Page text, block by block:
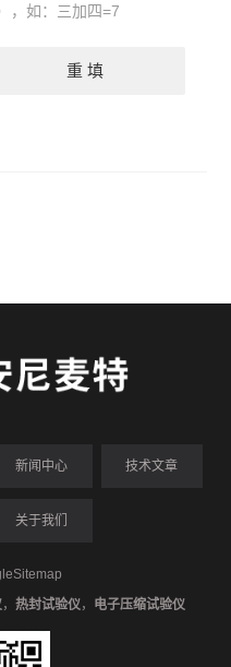
，如：三加四=7
新闻中心 技术文章
关于我们
，热封试验仪， 电子压缩试验仪